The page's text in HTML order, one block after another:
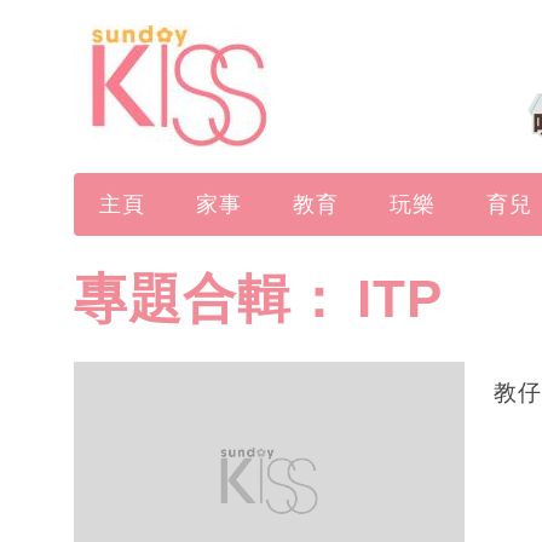
主頁 家事 教育 玩樂 育兒
專題合輯： ITP
教